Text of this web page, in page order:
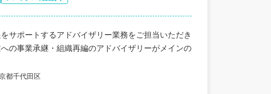
サポートするアドバイザリー業務をご担当いただき
の事業承継・組織再編のアドバイザリーがメインの
都千代田区